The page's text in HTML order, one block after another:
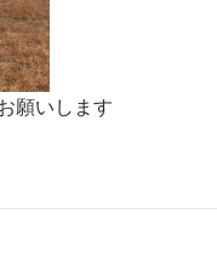
願いします